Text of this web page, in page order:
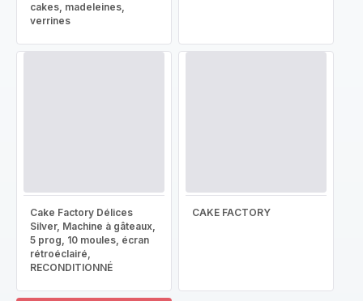
cakes, madeleines,
verrines
Cake Factory Délices
Silver, Machine à gâteaux,
5 prog, 10 moules, écran
rétroéclairé,
RECONDITIONNÉ
CAKE FACTORY